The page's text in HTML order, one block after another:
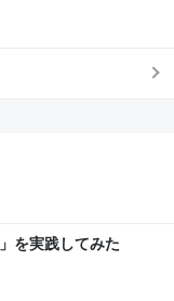
を実践してみた